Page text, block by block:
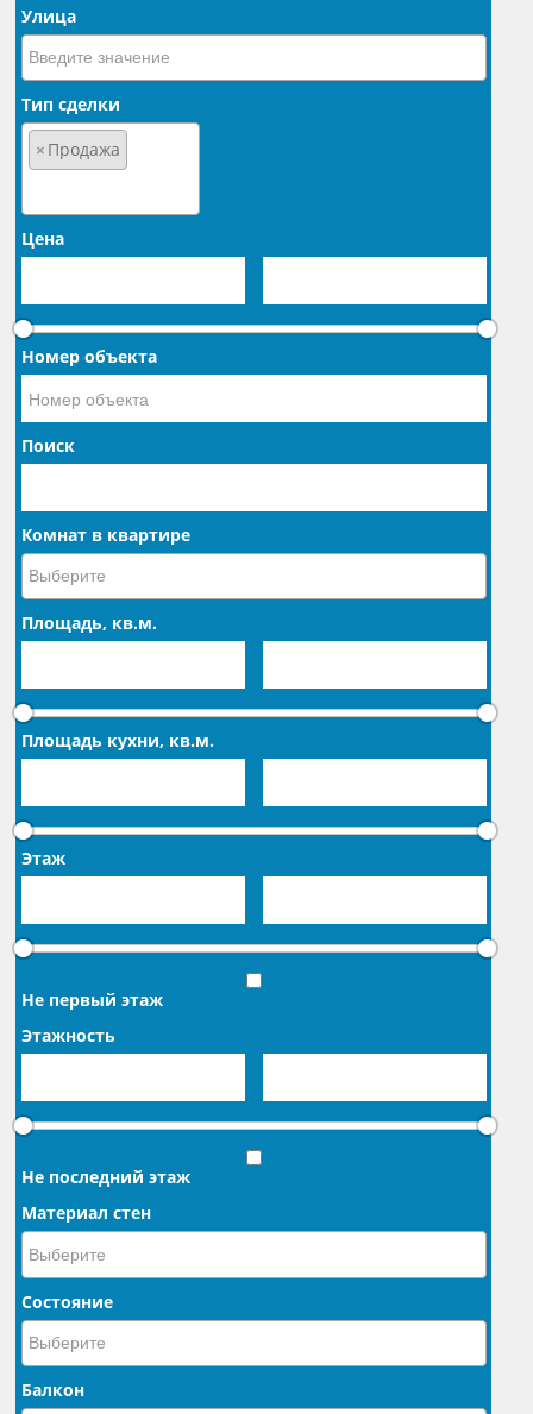
Улица
Тип сделки
× Продажа
Цена
Номер объекта
Поиск
Комнат в квартире
Площадь, кв.м.
Площадь кухни, кв.м.
Этаж
Не первый этаж
Этажность
Не последний этаж
Материал стен
Состояние
Балкон